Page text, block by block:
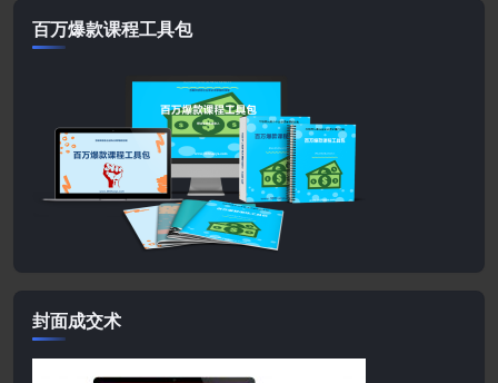
百万爆款课程工具包
封面成交术